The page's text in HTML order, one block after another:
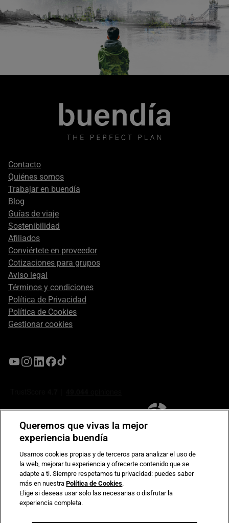
Footer
secondary
Contacto
Quiénes somos
Trabajar en buendía
Blog
Guías de viaje
Sostenibilidad
Afiliados
Conviértete en proveedor
Cotizaciones para grupos
Aviso legal
Términos y condiciones
Política de Privacidad
Política de Cookies
Gestionar cookies
Compromiso de seguridad en pagos electrónicos
Queremos que vivas la mejor
experiencia buendía
Usamos cookies propias y de terceros para analizar el uso de
la web, mejorar tu experiencia y ofrecerte contenido que se
adapte a ti. Siempre respetamos tu privacidad: puedes saber
más en nuestraPolítica de Cookies.
Elige si deseas usar solo las necesarias o disfrutar la
experiencia completa.